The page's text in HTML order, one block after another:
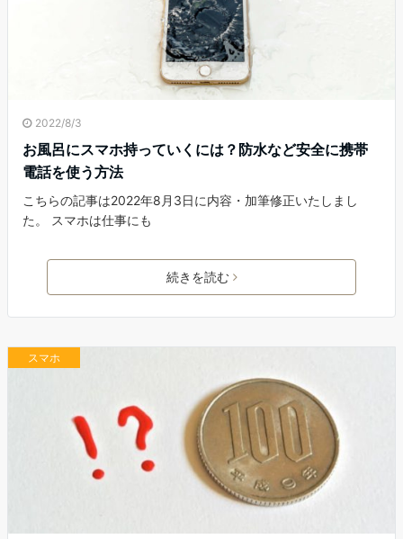
2022/8/3
お風呂にスマホ持っていくには？防水など安全に携帯
電話を使う方法
こちらの記事は2022年8月3日に内容・加筆修正いたしまし
た。 スマホは仕事にも
続きを読む
スマホ